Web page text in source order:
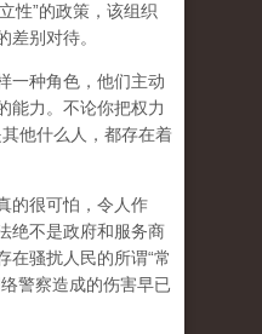
性”的政策，该组织
差别对待。
一种角色，他们主动
能力。不论你把权力
他什么人，都存在着
的很可怕，令人作
绝不是政府和服务商
在骚扰人民的所谓“常
警察造成的伤害早已